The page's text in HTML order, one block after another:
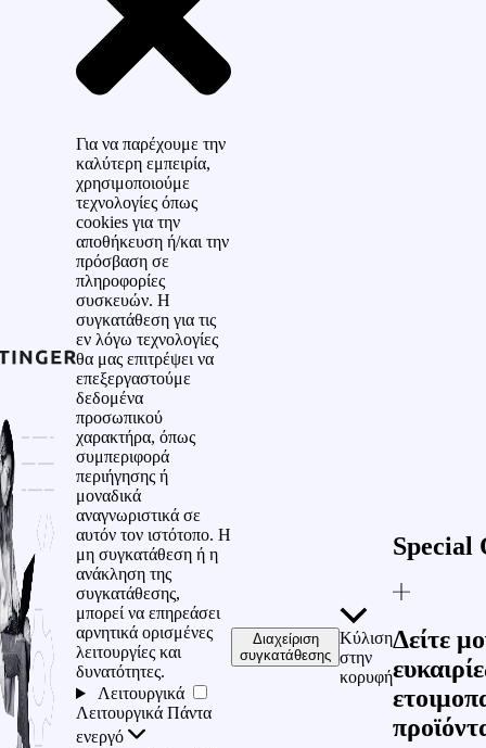
Για να παρέχουμε την
καλύτερη εμπειρία,
χρησιμοποιούμε
τεχνολογίες όπως
cookies για την
αποθήκευση ή/και την
πρόσβαση σε
πληροφορίες
συσκευών. Η
συγκατάθεση για τις
εν λόγω τεχνολογίες
θα μας επιτρέψει να
επεξεργαστούμε
δεδομένα
προσωπικού
χαρακτήρα, όπως
συμπεριφορά
περιήγησης ή
μοναδικά
αναγνωριστικά σε
αυτόν τον ιστότοπο. Η
μη συγκατάθεση ή η
ανάκληση της
συγκατάθεσης,
μπορεί να επηρεάσει
αρνητικά ορισμένες
λειτουργίες και
δυνατότητες.
Λειτουργικά
Λειτουργικά Πάντα
ενεργό
Διαχείριση
συγκατάθεσης
Κύλιση
στην
κορυφή
Special
Δείτε